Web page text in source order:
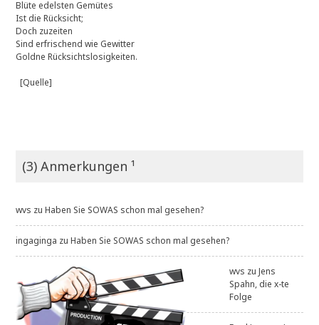
Blüte edelsten Gemütes
Ist die Rücksicht;
Doch zuzeiten
Sind erfrischend wie Gewitter
Goldne Rücksichtslosigkeiten.
[Quelle]
(3) Anmerkungen ¹
wvs zuHaben Sie SOWAS schon mal gesehen?
ingaginga zuHaben Sie SOWAS schon mal gesehen?
wvs zuJens
Spahn, die x-te
Folge